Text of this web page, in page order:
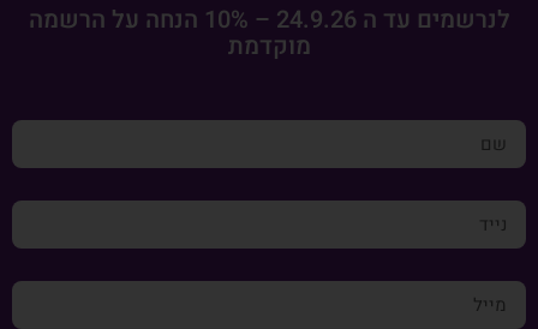
לנרשמים עד ה 24.9.26 – 10% הנחה על הרשמה
מוקדמת